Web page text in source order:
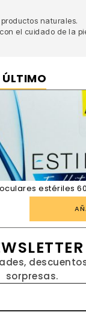
naturales.
el cuidado de la
ÚLTIMO
estériles
sorpresas.